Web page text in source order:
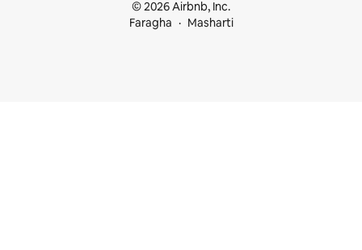
© 2026 Airbnb, Inc.
Faragha
Masharti